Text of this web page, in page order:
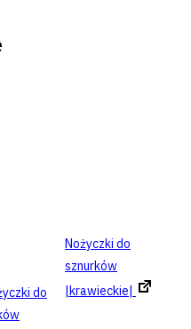
Nożyczki do
sznurków
|krawieckie|